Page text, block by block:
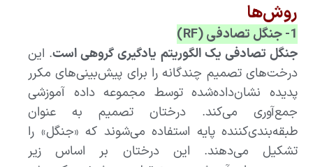
روش‌ها
1- جنگل تصادفی ( RF)
جنگل تصادفی یک الگوریتم یادگیری گروهی است. این
درخت‌های تصمیم چندگانه را برای پیش‌بینی‌های مکرر
پدیده نشان‌داده‌شده توسط مجموعه داده آموزشی
جمع‌آوری می‌کند. درختان تصمیم به عنوان
طبقه‌بندی‌کننده پایه استفاده می‌شوند که «جنگل» را
تشکیل می‌دهند. این درختان بر اساس زیر